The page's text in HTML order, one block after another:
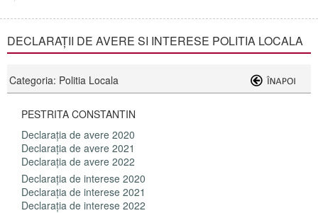
DECLARAŢII DE AVERE SI INTERESE POLITIA LOCALA
Categoria: Politia Locala
PESTRITA CONSTANTIN
Declaraţia de avere 2020
Declaraţia de avere 2021
Declaraţia de avere 2022
Declaraţia de interese 2020
Declaraţia de interese 2021
Declaraţia de interese 2022